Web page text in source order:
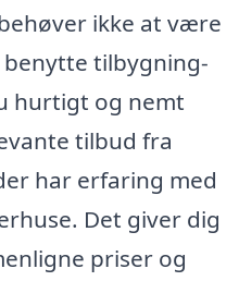
ikke at være
tilbygning-
hurtigt og nemt
tilbud fra
har erfaring med
Det giver dig
priser og